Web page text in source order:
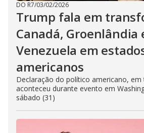
DO R7/03/02/2026
Trump fala em
Canadá, Groenlândia
Venezuela em
americanos
Declaração do político americano,
aconteceu durante evento em
sábado (31)